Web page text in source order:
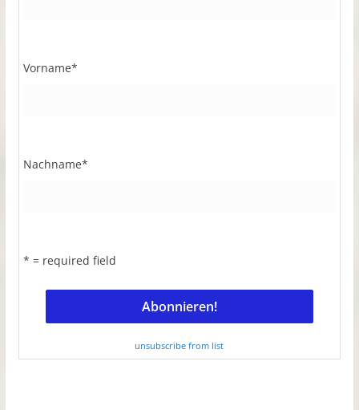
Vorname*
Nachname*
* = required field
unsubscribe from list